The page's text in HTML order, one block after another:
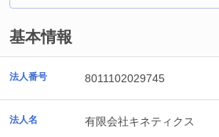
基本情報
法人番号 8011102029745
法人名 有限会社キネティクス